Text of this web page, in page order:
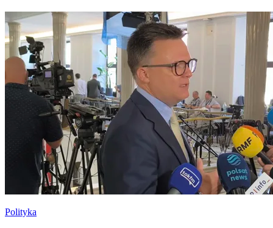
Polityka